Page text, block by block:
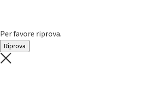
Per favore riprova.
Riprova